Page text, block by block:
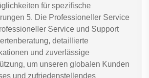
für spezifische
5. Die Professioneller Service
Service und Support
detaillierte
und zuverlässige
um unseren globalen Kunden
und zufriedenstellendes